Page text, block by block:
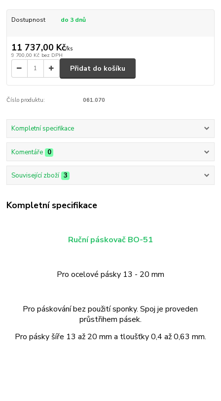
Dostupnost do 3 dnů
11 737,00 Kč/ks
9 700,00 Kč bez DPH
Přidat do košíku
Číslo produktu: 061.070
Kompletní specifikace
Komentáře 0
Související zboží 3
Kompletní specifikace
Ruční páskovač BO-51
Pro ocelové pásky 13 - 20 mm
Pro páskování bez použití sponky. Spoj je proveden
průstřihem pásek.
Pro pásky šíře 13 až 20 mm a tloušťky 0,4 až 0,63 mm.